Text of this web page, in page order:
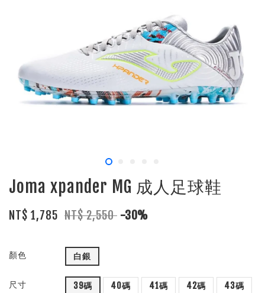
Joma xpander MG 成人足球鞋
NT$ 1,785 NT$ 2,550 -30%
顏色 白銀
尺寸 39碼 40碼 41碼 42碼
43碼